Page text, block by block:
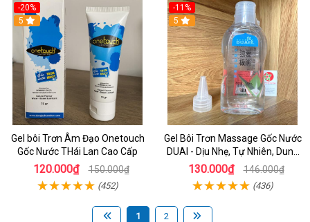
-20%
5
Gel bôi Trơn Âm Đạo Onetouch
Gốc Nước THái Lan Cao Cấp
120.000₫ 150.000₫
(452)
-11%
5
Gel Bôi Trơn Massage Gốc Nước
DUAI - Dịu Nhẹ, Tự Nhiên, Dung
Tích 220ml
130.000₫ 146.000₫
(436)
1 2